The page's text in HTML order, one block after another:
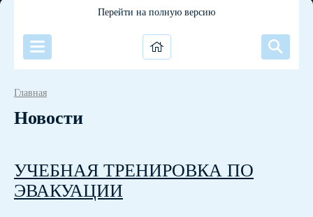
Перейти на полную версию
Главная
Новости
УЧЕБНАЯ ТРЕНИРОВКА ПО
ЭВАКУАЦИИ